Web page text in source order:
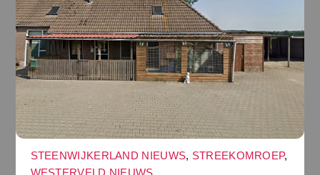
STEENWIJKERLAND NIEUWS, STREEKOMROEP,
WESTERVELD NIEUWS